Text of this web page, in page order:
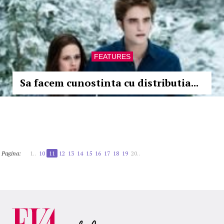
FEATURES
Sa facem cunostinta cu distributia...
Pagina: 1.. 10 11 12 13 14 15 16 17 18 19 20..